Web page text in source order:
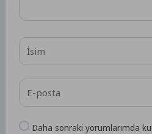
Daha sonraki yorumlarımda